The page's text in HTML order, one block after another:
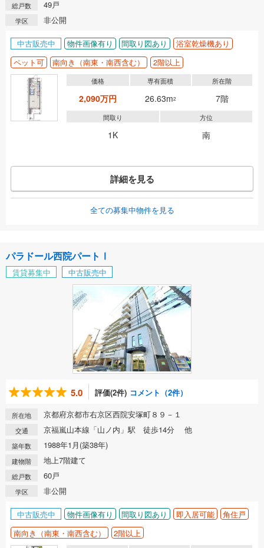
総戸数 49戸
学区 非公開
中古販売中 物件画像有り 間取り図あり
浴室乾燥機あり
ペット可
南向き（南東・南西含む） 2階以上
価格
2,090万円
専有面積
26.63m2
所在階
7階
間取り
1K
方位
南
詳細を見る
全ての募集中物件を見る
パラドール西院パートⅠ
賃貸募集中 中古販売中
5.0 評価(2件) コメント（2件）
所在地 京都府京都市右京区西院安塚町８９－１
交通 京福嵐山本線「山ノ内」駅 徒歩14分 他
築年数 1988年1月(築38年)
建物階 地上7階建て
総戸数 60戸
学区 非公開
中古販売中 物件画像有り 間取り図あり 即入居可能
角住戸
南向き（南東・南西含む）
2階以上